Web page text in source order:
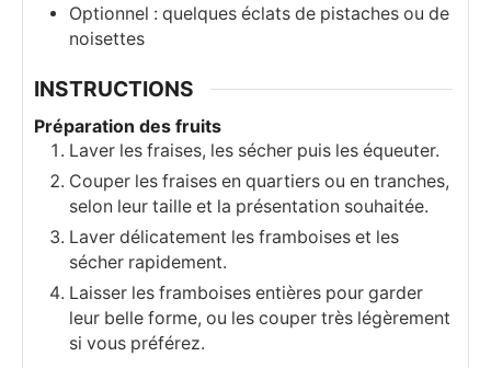
Optionnel : quelques éclats de pistaches ou de
noisettes
INSTRUCTIONS
Préparation des fruits
Laver les fraises, les sécher puis les équeuter.
Couper les fraises en quartiers ou en tranches,
selon leur taille et la présentation souhaitée.
Laver délicatement les framboises et les
sécher rapidement.
Laisser les framboises entières pour garder
leur belle forme, ou les couper très légèrement
si vous préférez.